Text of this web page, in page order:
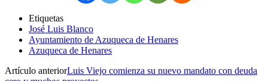
Etiquetas
José Luis Blanco
Ayuntamiento de Azuqueca de Henares
Azuqueca de Henares
Artículo anteriorLuis Viejo comienza su nuevo mandato con deuda